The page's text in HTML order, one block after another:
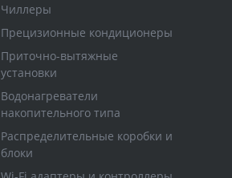
Чиллеры
Прецизионные кондиционеры
Приточно-вытяжные
установки
Водонагреватели
накопительного типа
Распределительные коробки и
блоки